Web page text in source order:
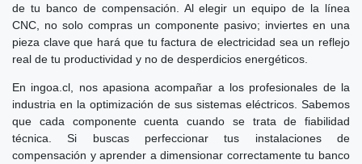
de tu banco de compensación. Al elegir un equipo de la línea
CNC, no solo compras un componente pasivo; inviertes en una
pieza clave que hará que tu factura de electricidad sea un reflejo
real de tu productividad y no de desperdicios energéticos.
En ingoa.cl, nos apasiona acompañar a los profesionales de la
industria en la optimización de sus sistemas eléctricos. Sabemos
que cada componente cuenta cuando se trata de fiabilidad
técnica. Si buscas perfeccionar tus instalaciones de
compensación y aprender a dimensionar correctamente tu banco